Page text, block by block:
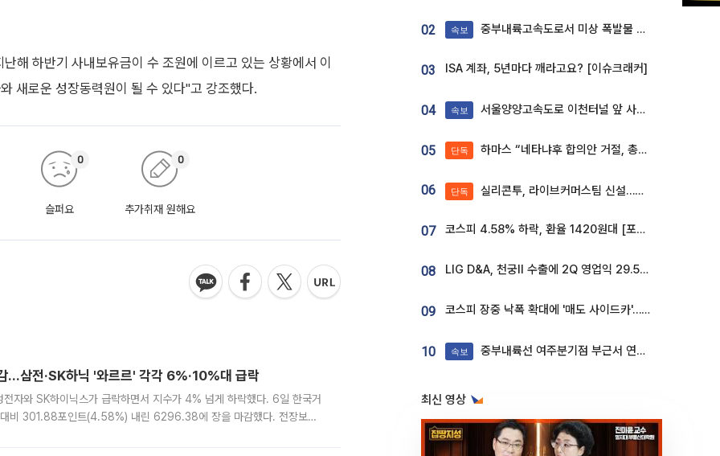
해 하반기 사내보유금이 수 조원에 이르고 있는 상황에서 이
새로운 성장동력원이 될 수 있다"고 강조했다.
슬퍼요
0
추가취재 원해요
0
삼전·SK하닉 '와르르' 각각 6%·10%대 급락
자와 SK하이닉스가 급락하면서 지수가 4% 넘게 하락했다. 6일 한국거
대비 301.88포인트(4.58%) 내린 6296.38에 장을 마감했다. 전장보다
02 속보 중부내륙고속도로서 미상 폭발물 발견
03 ISA 계좌, 5년마다 깨라고요? [이슈크래커]
04 속보 서울양양고속도로 이천터널 앞 사고 발생
05 단독 하마스 “네타냐후 합의안 거절, 총선 앞두고 시간 끌기”
06 단독 실리콘투, 라이브커머스팀 신설…K뷰티 ‘글로벌 판매망’ 확대[K뷰티 라방戰]
07 코스피 4.58% 하락, 환율 1420원대 [포토]
08 LIG D&A, 천궁Ⅱ 수출에 2Q 영업익 29.5%↑…수주잔고 24.6조 [종합]
09 코스피 장중 낙폭 확대에 '매도 사이드카'…외인 2.8조'팔자'· 개인 3.1조 '사자'
10 속보 중부내륙선 여주분기점 부근서 연이은 추돌사고 발생
최신 영상